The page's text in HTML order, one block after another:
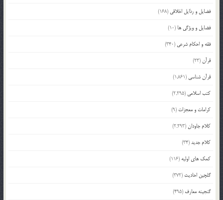
فضایل و رذایل اخلاقی (168)
فضایل و ویژگی ها (10)
فقه و احکام شرعی (340)
قرآن(23)
قرآن شناسی (1,861)
کتب اسلامی (2,295)
کرامات و معجزات (9)
کلام جاودان(2,293)
کلام جدید(34)
کمک های اولیه (116)
گلچین احادیث (372)
گنجینه معارف (495)